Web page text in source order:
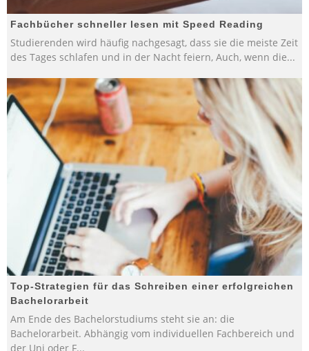
Fachbücher schneller lesen mit Speed Reading
Studierenden wird häufig nachgesagt, dass sie die meiste Zeit
des Tages schlafen und in der Nacht feiern, Auch, wenn die...
Top-Strategien für das Schreiben einer erfolgreichen
Bachelorarbeit
Am Ende des Bachelorstudiums steht sie an: die
Bachelorarbeit. Abhängig vom individuellen Fachbereich und
der Uni oder F...